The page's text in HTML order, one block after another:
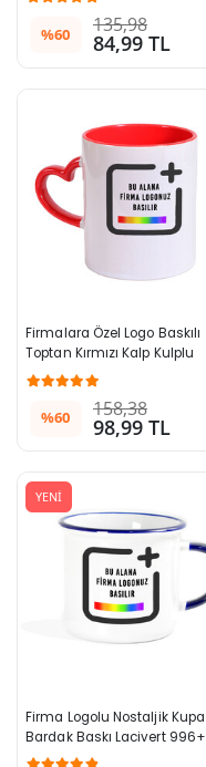
%60 135,98
84,99 TL
Firmalara Özel Logo Baskılı
Toptan Kırmızı Kalp Kulplu
Kupa Bardak
%60 158,38
98,99 TL
YENİ
Firma Logolu Nostaljik Kupa
Bardak Baskı Lacivert 996+
Adet